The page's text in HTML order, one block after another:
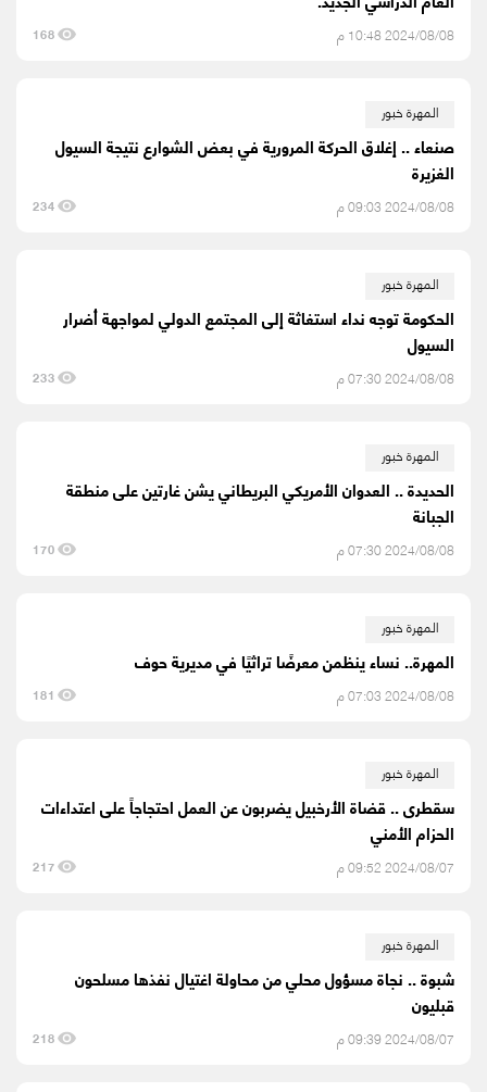
2024/08/08 10:48 م 168
المهرة خبور
صنعاء .. إغلاق الحركة المرورية في بعض الشوارع نتيجة السيول
الغزيرة
2024/08/08 09:03 م 234
المهرة خبور
الحكومة توجه نداء استغاثة إلى المجتمع الدولي لمواجهة أضرار
السيول
2024/08/08 07:30 م 233
المهرة خبور
الحديدة .. العدوان الأمريكي البريطاني يشن غارتين على منطقة
الجبانة
2024/08/08 07:30 م 170
المهرة خبور
المهرة.. نساء ينظمن معرضًا تراثيًا في مديرية حوف
2024/08/08 07:03 م 181
المهرة خبور
سقطرى .. قضاة الأرخبيل يضربون عن العمل احتجاجاً على اعتداءات
الحزام الأمني
2024/08/07 09:52 م 217
المهرة خبور
شبوة .. نجاة مسؤول محلي من محاولة اغتيال نفذها مسلحون
قبليون
2024/08/07 09:39 م 218